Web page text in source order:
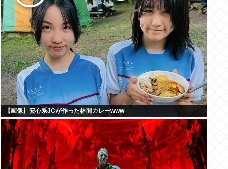
【画像】安心系JCが作った林間カレーwww